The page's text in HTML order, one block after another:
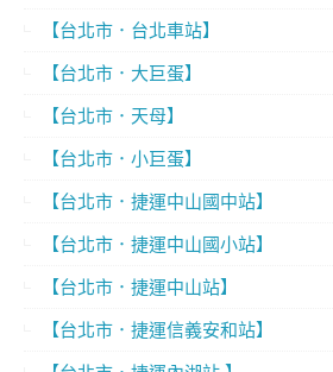
【台北市．台北車站】
【台北市．大巨蛋】
【台北市．天母】
【台北市．小巨蛋】
【台北市．捷運中山國中站】
【台北市．捷運中山國小站】
【台北市．捷運中山站】
【台北市．捷運信義安和站】